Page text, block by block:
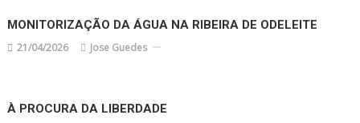
MONITORIZAÇÃO DA ÁGUA NA RIBEIRA DE ODELEITE
21/04/2026 Jose Guedes
À PROCURA DA LIBERDADE